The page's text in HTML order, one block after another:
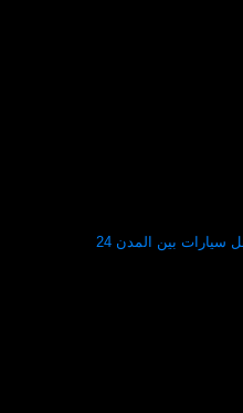
نقل سيارات 0551990615 سطحة نقل سيارات بين المدن 24